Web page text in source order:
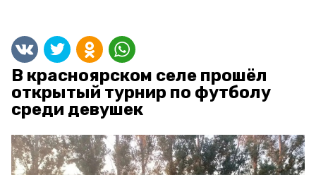
В красноярском селе прошёл
открытый турнир по футболу
среди девушек